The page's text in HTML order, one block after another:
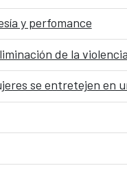
y perfomance
de la
se entretejen en